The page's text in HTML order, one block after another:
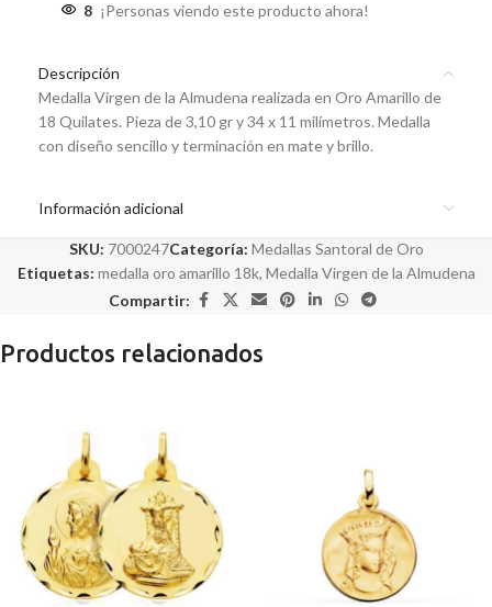
8 ¡Personas viendo este producto ahora!
Descripción
Medalla Virgen de la Almudena realizada en Oro Amarillo de
18 Quilates. Pieza de 3,10 gr y 34 x 11 milímetros. Medalla
con diseño sencillo y terminación en mate y brillo.
Información adicional
SKU: 7000247Categoría: Medallas Santoral de Oro
Etiquetas: medalla oro amarillo 18k, Medalla Virgen de la Almudena
Compartir:
Productos relacionados